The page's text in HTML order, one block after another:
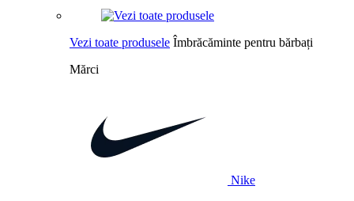
Vezi toate produsele Îmbrăcăminte pentru bărbați
Mărci
Nike